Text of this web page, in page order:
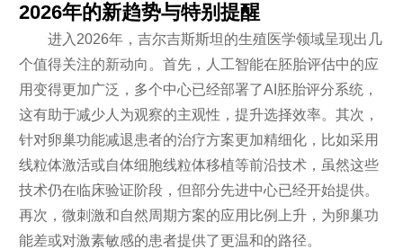
2026年的新趋势与特别提醒
进入2026年，吉尔吉斯斯坦的生殖医学领域呈现出几
个值得关注的新动向。首先，人工智能在胚胎评估中的应
用变得更加广泛，多个中心已经部署了AI胚胎评分系统，
这有助于减少人为观察的主观性，提升选择效率。其次，
针对卵巢功能减退患者的治疗方案更加精细化，比如采用
线粒体激活或自体细胞线粒体移植等前沿技术，虽然这些
技术仍在临床验证阶段，但部分先进中心已经开始提供。
再次，微刺激和自然周期方案的应用比例上升，为卵巢功
能差或对激素敏感的患者提供了更温和的路径。